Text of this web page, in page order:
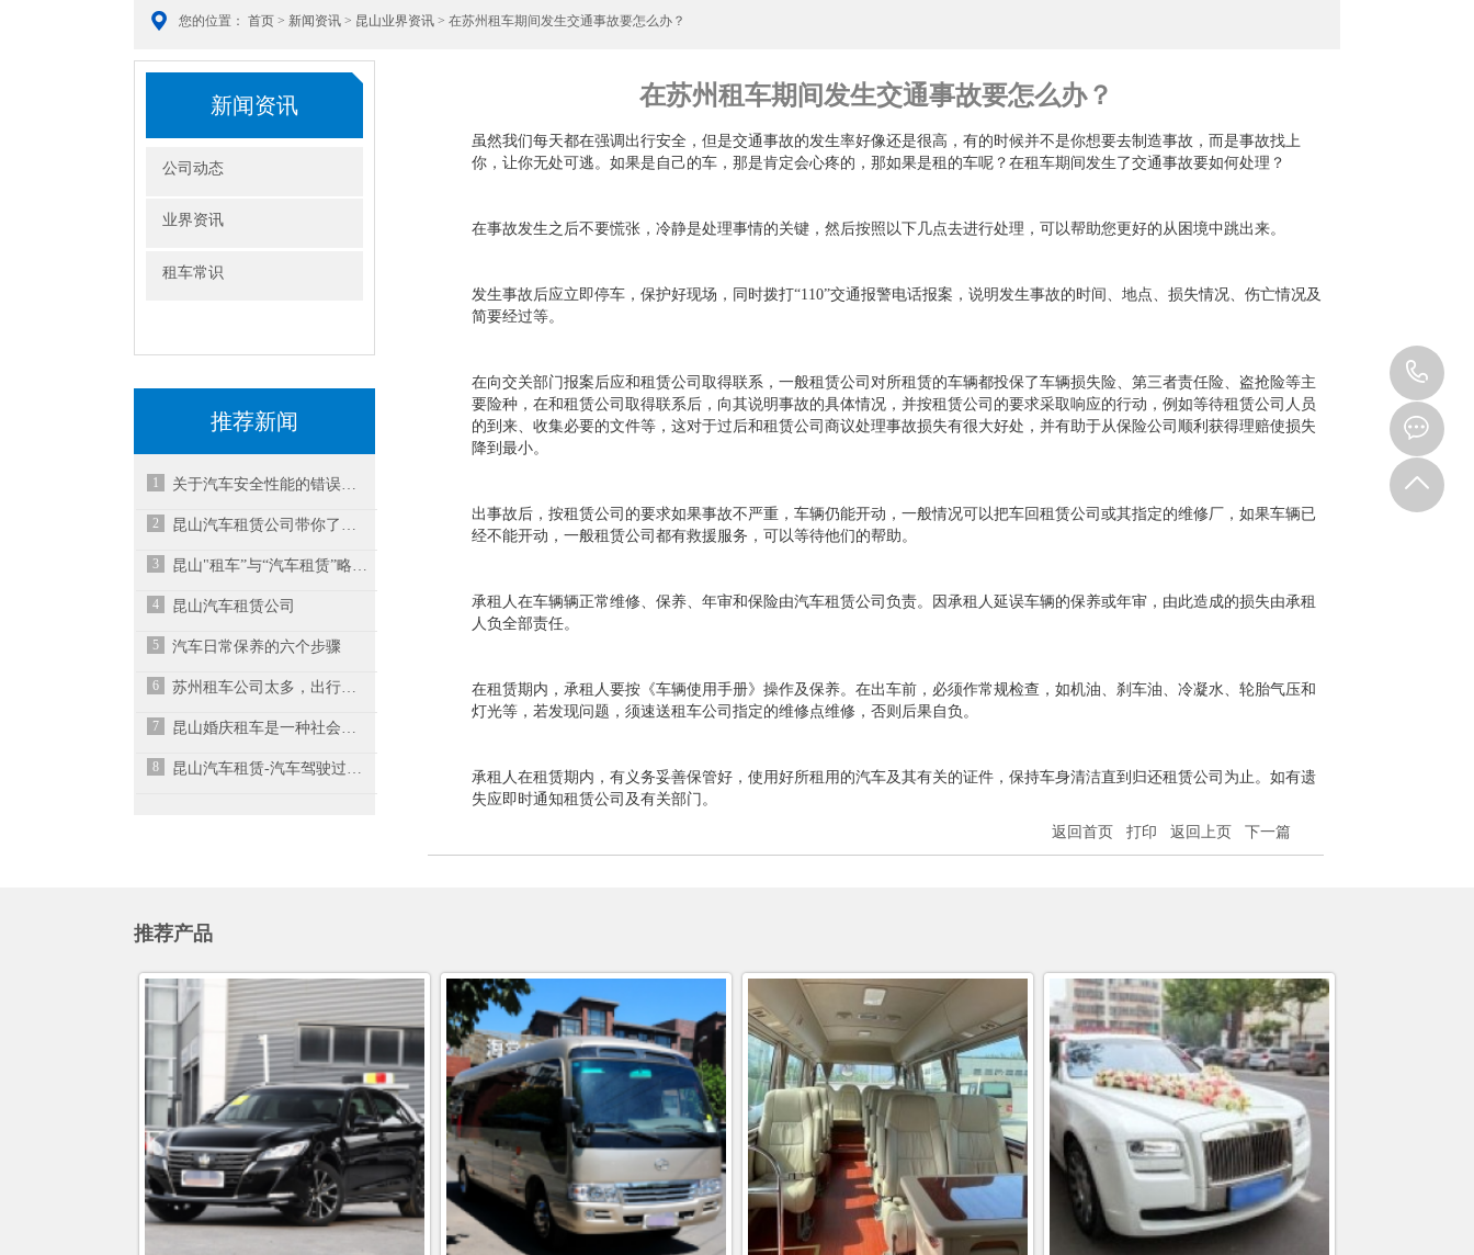
您的位置： 首页 > 新闻资讯 > 昆山业界资讯 > 在苏州租车期间发生交通事故要怎么办？
新闻资讯
公司动态
业界资讯
租车常识
推荐新闻
1 关于汽车安全性能的错误认识
2 昆山汽车租赁公司带你了解租车不退还押金怎么办
3 昆山"租车”与“汽车租赁”略有不同
4 昆山汽车租赁公司
5 汽车日常保养的六个步骤
6 苏州租车公司太多，出行租车如何选择？
7 昆山婚庆租车是一种社会新兴的租车模式
8 昆山汽车租赁-汽车驾驶过程中如何减缓疲劳感？
在苏州租车期间发生交通事故要怎么办？
虽然我们每天都在强调出行安全，但是交通事故的发生率好像还是很高，有的时候并不是你想要去制造事故，而是事故找上
你，让你无处可逃。如果是自己的车，那是肯定会心疼的，那如果是租的车呢？在租车期间发生了交通事故要如何处理？
在事故发生之后不要慌张，冷静是处理事情的关键，然后按照以下几点去进行处理，可以帮助您更好的从困境中跳出来。
发生事故后应立即停车，保护好现场，同时拨打“110”交通报警电话报案，说明发生事故的时间、地点、损失情况、伤亡情况及
简要经过等。
在向交关部门报案后应和租赁公司取得联系，一般租赁公司对所租赁的车辆都投保了车辆损失险、第三者责任险、盗抢险等主
要险种，在和租赁公司取得联系后，向其说明事故的具体情况，并按租赁公司的要求采取响应的行动，例如等待租赁公司人员
的到来、收集必要的文件等，这对于过后和租赁公司商议处理事故损失有很大好处，并有助于从保险公司顺利获得理赔使损失
降到最小。
出事故后，按租赁公司的要求如果事故不严重，车辆仍能开动，一般情况可以把车回租赁公司或其指定的维修厂，如果车辆已
经不能开动，一般租赁公司都有救援服务，可以等待他们的帮助。
承租人在车辆辆正常维修、保养、年审和保险由汽车租赁公司负责。因承租人延误车辆的保养或年审，由此造成的损失由承租
人负全部责任。
在租赁期内，承租人要按《车辆使用手册》操作及保养。在出车前，必须作常规检查，如机油、刹车油、冷凝水、轮胎气压和
灯光等，若发现问题，须速送租车公司指定的维修点维修，否则后果自负。
承租人在租赁期内，有义务妥善保管好，使用好所租用的汽车及其有关的证件，保持车身清洁直到归还租赁公司为止。如有遗
失应即时通知租赁公司及有关部门。
返回首页
打印 返回上页 下一篇
推荐产品